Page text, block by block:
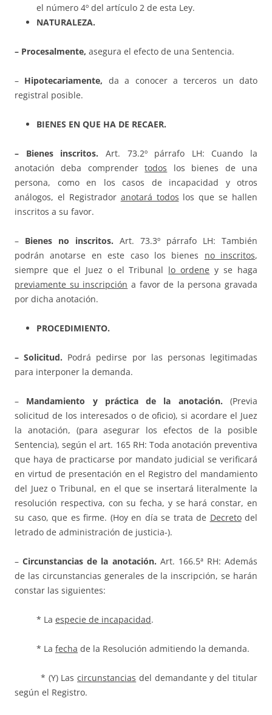
el número 4º del artículo 2 de esta Ley.
NATURALEZA.
– Procesalmente, asegura el efecto de una Sentencia.
– Hipotecariamente, da a conocer a terceros un dato
registral posible.
BIENES EN QUE HA DE RECAER.
– Bienes inscritos. Art. 73.2º párrafo LH: Cuando la
anotación deba comprendertodos los bienes de una
persona, como en los casos de incapacidad y otros
análogos, el Registrador anotará todos los que se hallen
inscritos a su favor.
– Bienes no inscritos. Art. 73.3º párrafo LH: También
podrán anotarse en este caso los bienes no inscritos,
siempre que el Juez o el Tribunal lo ordene y se haga
previamente su inscripción a favor de la persona gravada
por dicha anotación.
PROCEDIMIENTO.
– Solicitud. Podrá pedirse por las personas legitimadas
para interponer la demanda.
– Mandamiento y práctica de la anotación.(Previa
solicitud de los interesados o de oficio), si acordare el Juez
la anotación, (para asegurar los efectos de la posible
Sentencia), según el art. 165 RH: Toda anotación preventiva
que haya de practicarse por mandato judicial se verificará
en virtud de presentación en el Registro del mandamiento
del Juez o Tribunal, en el que se insertará literalmente la
resolución respectiva, con su fecha, y se hará constar, en
su caso, que es firme. (Hoy en día se trata de Decretodel
letrado de administración de justicia-).
–Circunstancias de la anotación. Art. 166.5ª RH: Además
de las circunstancias generales de la inscripción, se harán
constar las siguientes:
* La especie de incapacidad.
* La fecha de la Resolución admitiendo la demanda.
* (Y) Lascircunstancias del demandante y del titular
según el Registro.